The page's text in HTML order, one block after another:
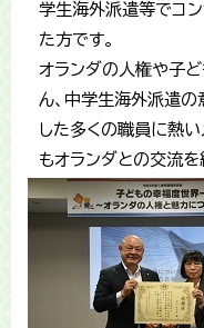
学生海外派遣等でコ
た方です。
オランダの人権や子
ん、中学生海外派遣
した多くの職員に熱
もオランダとの交流を